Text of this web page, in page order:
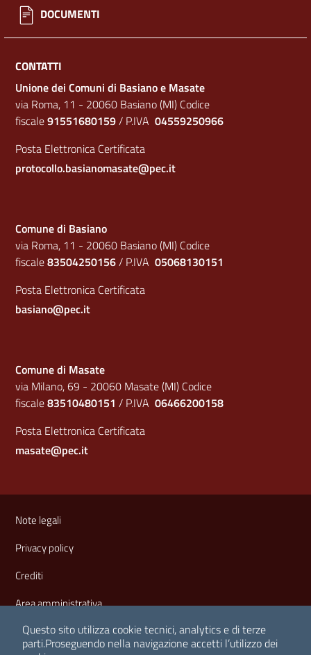
Questo sito utilizza cookie tecnici, analytics e di terze
parti.Proseguendo nella navigazione accetti l’utilizzo dei
DOCUMENTI
CONTATTI
Unione dei Comuni di Basiano e Masate
via Roma, 11 - 20060 Basiano (MI) Codice
fiscale91551680159/ P.IVA 04559250966
Posta Elettronica Certificata
protocollo.basianomasate@pec.it
Comune di Basiano
via Roma, 11 - 20060 Basiano (MI) Codice
fiscale83504250156/ P.IVA 05068130151
Posta Elettronica Certificata
basiano@pec.it
Comune di Masate
via Milano, 69 - 20060 Masate (MI) Codice
fiscale83510480151 / P.IVA 06466200158
Posta Elettronica Certificata
masate@pec.it
Sezione Link Utili
Note legali
Privacy policy
Crediti
Area amministrativa